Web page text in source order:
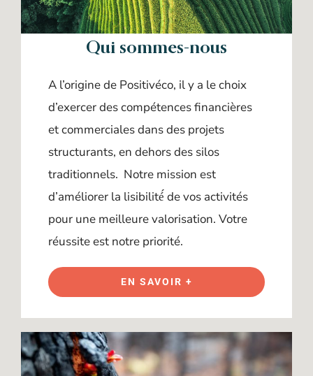
Qui sommes-nous
A l’origine de Positivéco, il y a le choix
d’exercer des compétences financières
et commerciales dans des projets
structurants, en dehors des silos
traditionnels. Notre mission est
d’améliorer la lisibilité́ de vos activités
pour une meilleure valorisation. Votre
réussite est notre priorité.
EN SAVOIR +